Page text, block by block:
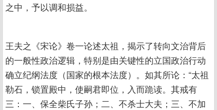
之中，予以调和损益。
王夫之《宋论》卷一论述太祖，揭示了转向文治背后
的一般性政治逻辑，特别是由关键性的立国政治行动
确立纪纲法度（国家的根本法度）。如其所论：“太祖
勒石，锁置殿中，使嗣君即位，入而跪读。其戒有
三：一、保全柴氏子孙；二、不杀士大夫；三、不加